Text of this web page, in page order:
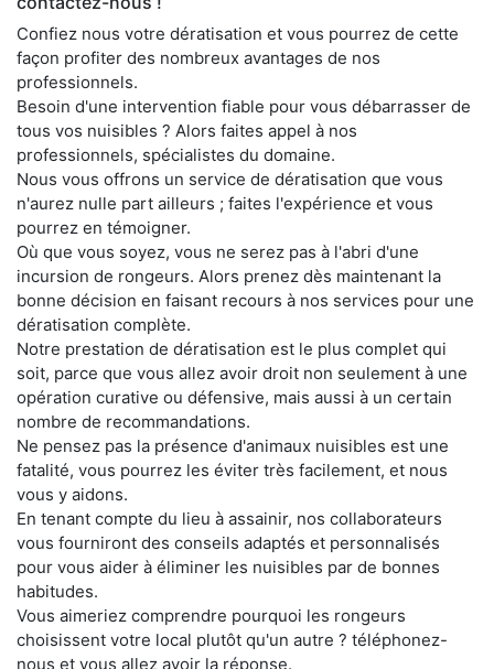
Confiez nous votre dératisation et vous pourrez de cette
façon profiter des nombreux avantages de nos
professionnels.
Besoin d'une intervention fiable pour vous débarrasser de
tous vos nuisibles ? Alors faites appel à nos
professionnels, spécialistes du domaine.
Nous vous offrons un service de dératisation que vous
n'aurez nulle part ailleurs ; faites l'expérience et vous
pourrez en témoigner.
Où que vous soyez, vous ne serez pas à l'abri d'une
incursion de rongeurs. Alors prenez dès maintenant la
bonne décision en faisant recours à nos services pour une
dératisation complète.
Notre prestation de dératisation est le plus complet qui
soit, parce que vous allez avoir droit non seulement à une
opération curative ou défensive, mais aussi à un certain
nombre de recommandations.
Ne pensez pas la présence d'animaux nuisibles est une
fatalité, vous pourrez les éviter très facilement, et nous
vous y aidons.
En tenant compte du lieu à assainir, nos collaborateurs
vous fourniront des conseils adaptés et personnalisés
pour vous aider à éliminer les nuisibles par de bonnes
habitudes.
Vous aimeriez comprendre pourquoi les rongeurs
choisissent votre local plutôt qu'un autre ? téléphonez-
nous et vous allez avoir la réponse.